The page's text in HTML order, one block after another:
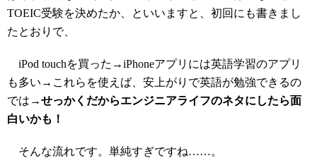
TOEIC受験を決めたか、といいますと、初回にも書きまし
たとおりで、
iPod touchを買った→iPhoneアプリには英語学習のアプリ
も多い→これらを使えば、安上がりで英語が勉強できるの
では→せっかくだからエンジニアライフのネタにしたら面
白いかも！
そんな流れです。単純すぎですね……。